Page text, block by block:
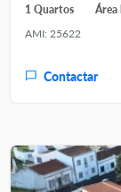
1 Quartos
Área
AMI: 25622
Contactar